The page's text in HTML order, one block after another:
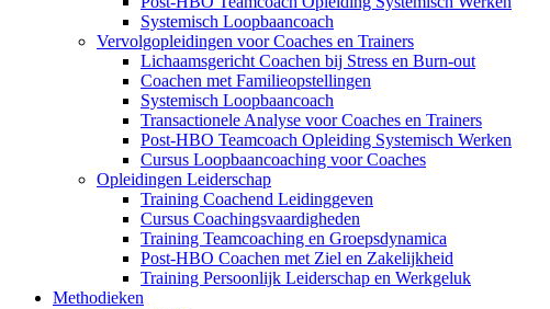
Systemisch Loopbaancoach
Vervolgopleidingen voor Coaches en Trainers
Lichaamsgericht Coachen bij Stress en Burn-out
Coachen met Familieopstellingen
Systemisch Loopbaancoach
Transactionele Analyse voor Coaches en Trainers
Post-HBO Teamcoach Opleiding Systemisch Werken
Cursus Loopbaancoaching voor Coaches
Opleidingen Leiderschap
Training Coachend Leidinggeven
Cursus Coachingsvaardigheden
Training Teamcoaching en Groepsdynamica
Post-HBO Coachen met Ziel en Zakelijkheid
Training Persoonlijk Leiderschap en Werkgeluk
Methodieken